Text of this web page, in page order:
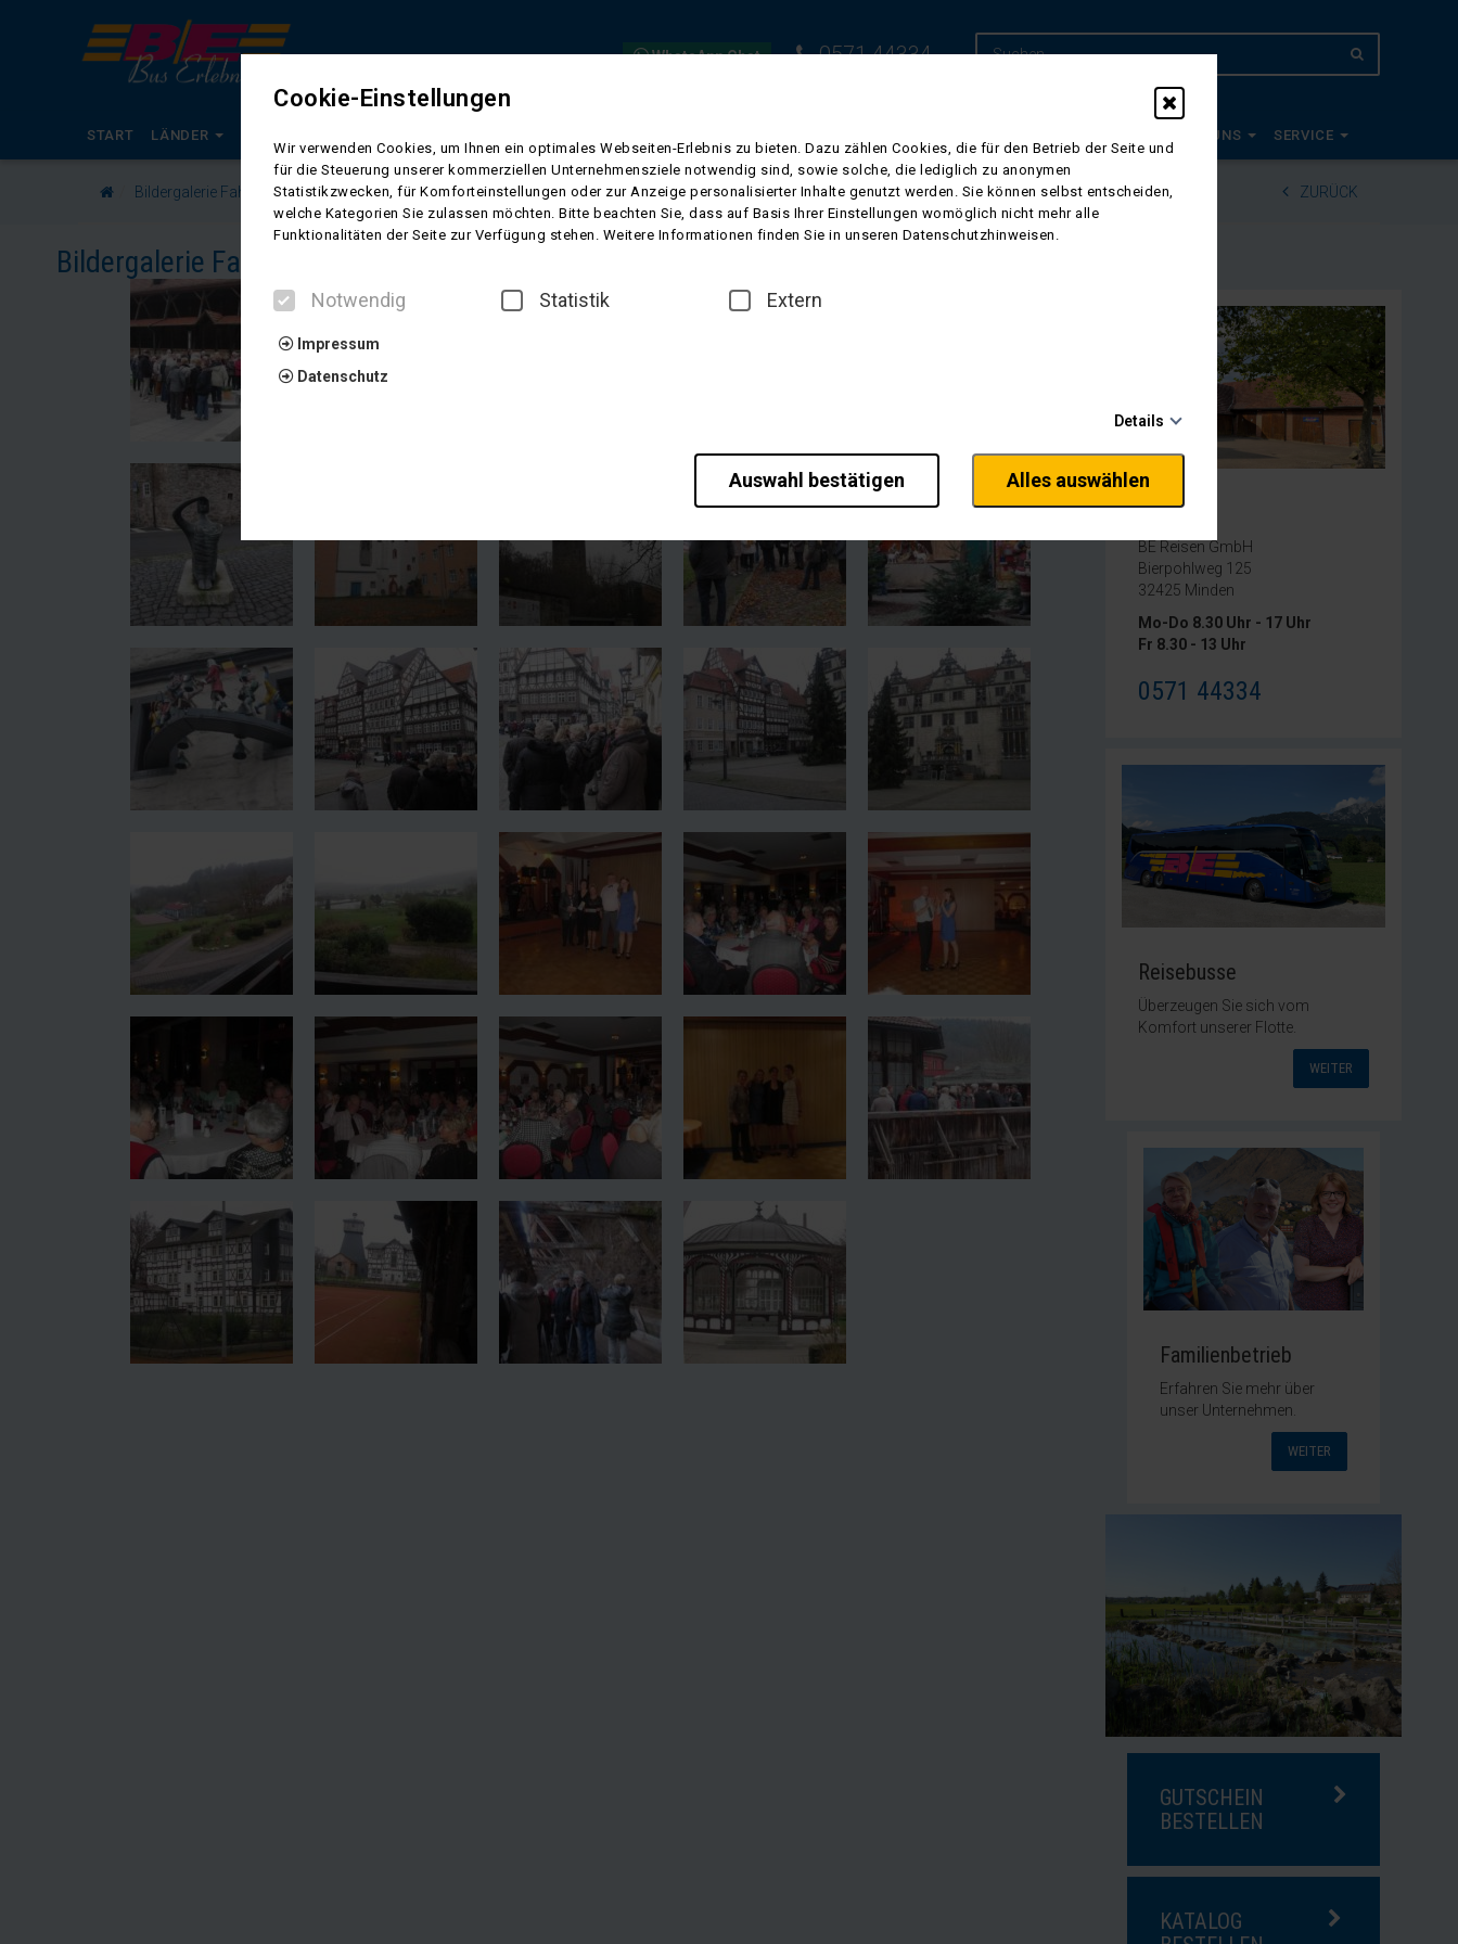
WhatsApp Chat 0571 44334
START LÄNDER ÜBER UNS SERVICE
Bildergalerie Fahrt ins Blaue 2014 von Ingrid Gronert ZURÜCK
Bildergalerie Fahrt ins Blaue 2014 von Ingrid Gronert
Kontakt
BE Reisen GmbH
Bierpohlweg 125
32425 Minden
Mo-Do 8.30 Uhr - 17 Uhr
Fr 8.30 - 13 Uhr
0571 44334
Reisebusse
Überzeugen Sie sich vom
Komfort unserer Flotte.
WEITER
Familienbetrieb
Erfahren Sie mehr über
unser Unternehmen.
WEITER
GUTSCHEIN
BESTELLEN
KATALOG
Cookie-Einstellungen
Wir verwenden Cookies, um Ihnen ein optimales Webseiten-Erlebnis zu bieten. Dazu zählen Cookies, die für den Betrieb der Seite und
für die Steuerung unserer kommerziellen Unternehmensziele notwendig sind, sowie solche, die lediglich zu anonymen
Statistikzwecken, für Komforteinstellungen oder zur Anzeige personalisierter Inhalte genutzt werden. Sie können selbst entscheiden,
welche Kategorien Sie zulassen möchten. Bitte beachten Sie, dass auf Basis Ihrer Einstellungen womöglich nicht mehr alle
Funktionalitäten der Seite zur Verfügung stehen. Weitere Informationen finden Sie in unseren Datenschutzhinweisen.
Notwendig Statistik Extern
Impressum
Datenschutz
Details
Diese Cookies sind für den Betrieb der Seite unbedingt notwendig und ermöglichen beispielsweise sicherheitsrelevante
Funktionalitäten. Außerdem können wir mit dieser Art von Cookies ebenfalls erkennen, ob Sie in Ihrem Profil eingeloggt bleiben
Um unser Angebot und unsere Webseite weiter zu verbessern, erfassen wir anonymisierte Daten für Statistiken und Analysen. Mithilfe
dieser Cookies können wir beispielsweise die Besucherzahlen und den Effekt bestimmter Seiten unseres Web-Auftritts ermitteln und
unsere Inhalte optimieren.
Extern
Inhalte von externen Plattformen wie z.B. Google werden standardmäßig blockiert. Wenn Cookies von externen Medien akzeptiert
werden, bedarf der Zugriff auf diese Inhalte keiner manuellen Einwilligung mehr
Auswahl bestätigen Alles auswählen